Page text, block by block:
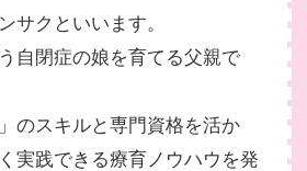
サクといいます。
自閉症の娘を育てる父親で
のスキルと専門資格を活か
実践できる療育ノウハウを発